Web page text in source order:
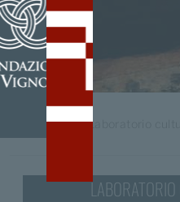
/tag Laboratorio